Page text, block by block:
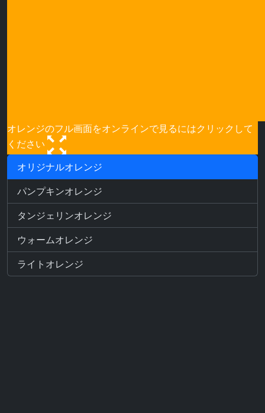
オレンジのフル画面をオンラインで見るにはクリックして
ください
オリジナルオレンジ
パンプキンオレンジ
タンジェリンオレンジ
ウォームオレンジ
ライトオレンジ